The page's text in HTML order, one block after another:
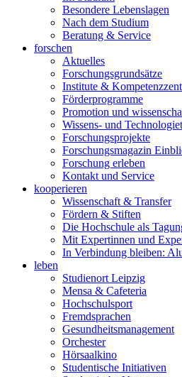
Besondere Lebenslagen
Nach dem Studium
Beratung & Service
forschen
Aktuelles
Forschungsgrundsätze
Institute &
Förderprogramme
Promotion und
Wissens- und
Forschungsprojekte
Forschungsmagazin
Forschung erleben
Kontakt und Service
kooperieren
Wissenschaft & Transfer
Fördern & Stiften
Die Hochschule als
Mit Expertinnen und
In Verbindung bleiben:
leben
Studienort Leipzig
Mensa & Cafeteria
Hochschulsport
Fremdsprachen
Gesundheitsmanagement
Orchester
Hörsaalkino
Studentische Initiativen